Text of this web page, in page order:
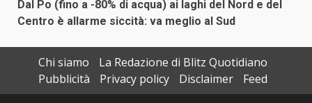
Dal Po (fino a -80% di acqua) ai laghi del Nord e del
Centro è allarme siccità: va meglio al Sud
Chi siamo
La Redazione di Blitz Quotidiano
Pubblicità
Privacy policy Disclaimer
Feed